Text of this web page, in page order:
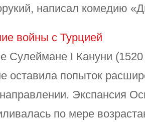
написал комедию
войны с Турцией
Сулеймане I Кануни
оставила попыток
Экспансия
по мере